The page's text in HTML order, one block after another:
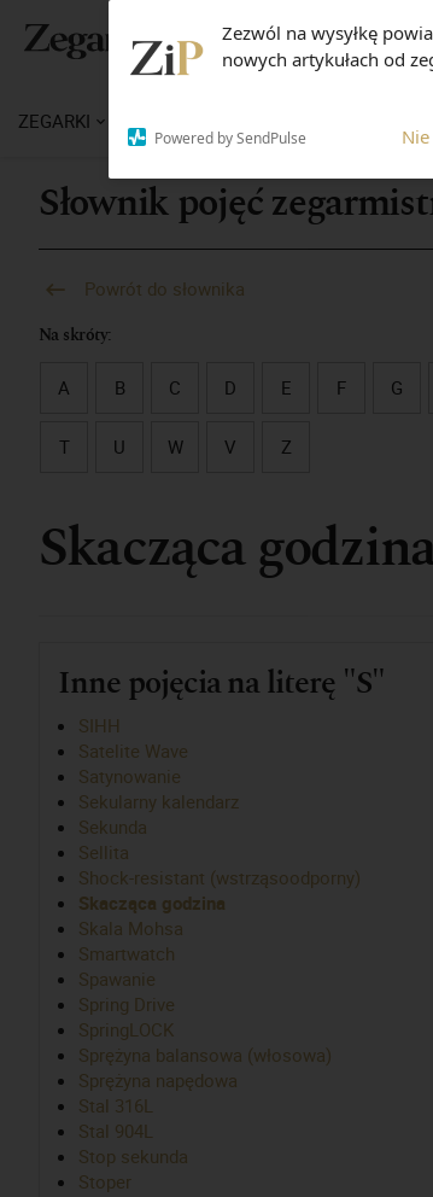
Zezwól na wysyłkę
nowych artykułach od
Powered by SendPulse
ZEGARKI
Słownik pojęć
Powrót do słownika
Na skróty:
A B C D E F G
T U W V Z
Skacząca
Inne pojęcia na literę "S"
SIHH
Satelite Wave
Satynowanie
Sekularny kalendarz
Sekunda
Sellita
Shock-resistant (wstrząsoodporny)
Skacząca godzina
Skala Mohsa
Smartwatch
Spawanie
Spring Drive
SpringLOCK
Sprężyna balansowa (włosowa)
Sprężyna napędowa
Stal 316L
Stal 904L
Stop sekunda
Stoper